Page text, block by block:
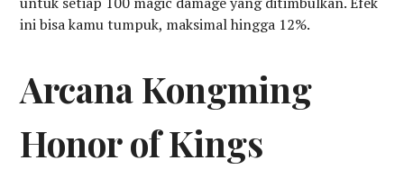
ini bisa kamu tumpuk, maksimal hingga 12%.
Arcana Kongming
Honor of Kings